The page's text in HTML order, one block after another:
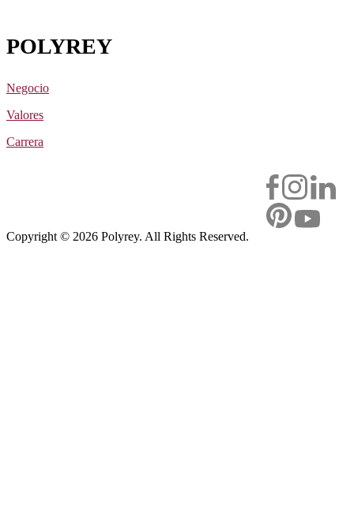
POLYREY
Negocio
Valores
Carrera
Copyright © 2026 Polyrey. All Rights Reserved.